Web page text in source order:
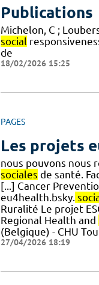
Publications
Michelon, C ;
social
de
18/02/2026 15:25
PAGES
Les projets
nous pouvons nous
sociales de santé.
[...] Cancer
eu4health.bsky.
Ruralité Le projet
Regional Health and
(Belgique) - CHU
27/04/2026 18:19